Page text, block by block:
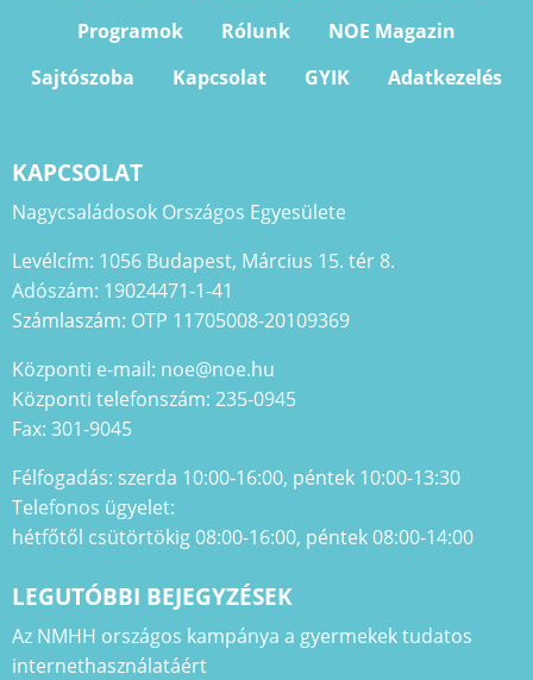
Programok
Rólunk
NOE Magazin
Sajtószoba
Kapcsolat GYIK Adatkezelés
KAPCSOLAT
Nagycsaládosok Országos Egyesülete
Levélcím: 1056 Budapest, Március 15. tér 8.
Adószám: 19024471-1-41
Számlaszám: OTP 11705008-20109369
Központi e-mail: noe@noe.hu
Központi telefonszám: 235-0945
Fax: 301-9045
Félfogadás: szerda 10:00-16:00, péntek 10:00-13:30
Telefonos ügyelet:
hétfőtől csütörtökig 08:00-16:00, péntek 08:00-14:00
LEGUTÓBBI BEJEGYZÉSEK
Az NMHH országos kampánya a gyermekek tudatos
internethasználatáért